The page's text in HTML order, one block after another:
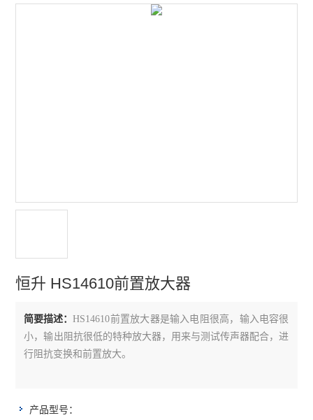
恒升 HS14610前置放大器
简要描述：HS14610前置放大器是输入电阻很高，输入电容很
小，输出阻抗很低的特种放大器，用来与测试传声器配合，进
行阻抗变换和前置放大。
产品型号：